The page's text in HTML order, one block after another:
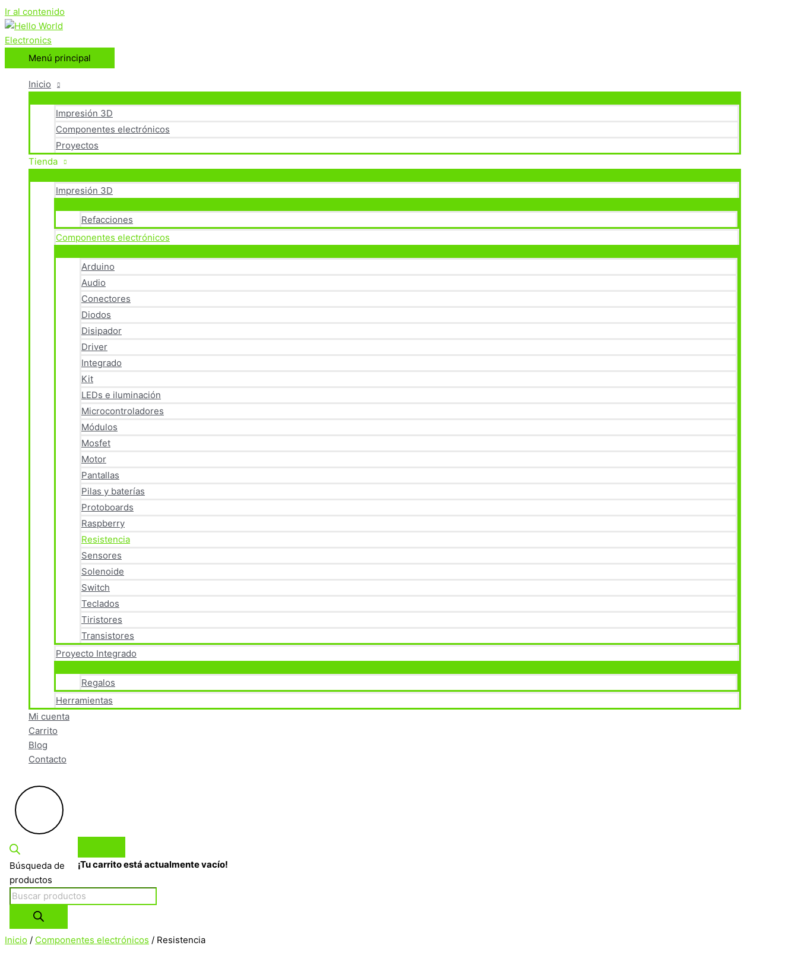
Ir al contenido
Menú principal
Inicio
Impresión 3D
Componentes electrónicos
Proyectos
Tienda
Impresión 3D
Refacciones
Componentes electrónicos
Arduino
Audio
Conectores
Diodos
Disipador
Driver
Integrado
Kit
LEDs e iluminación
Microcontroladores
Módulos
Mosfet
Motor
Pantallas
Pilas y baterías
Protoboards
Raspberry
Resistencia
Sensores
Solenoide
Switch
Teclados
Tiristores
Transistores
Proyecto Integrado
Regalos
Herramientas
Mi cuenta
Carrito
Blog
Contacto
Búsqueda de
productos
¡Tu carrito está actualmente vacío!
Inicio / Componentes electrónicos / Resistencia